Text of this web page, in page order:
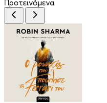
Προτεινόμενα